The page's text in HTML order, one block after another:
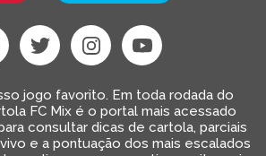
jogo favorito. Em toda rodada do
FC Mix é o portal mais acessado
consultar dicas de cartola, parciais
e a pontuação dos mais escalados